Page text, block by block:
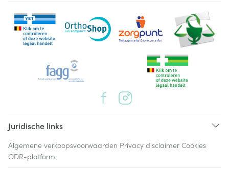
Juridische links
Algemene verkoopsvoorwaarden Privacy disclaimer Cookies
ODR-platform